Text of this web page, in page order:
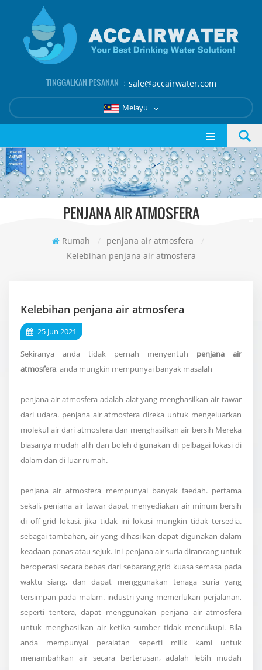
TINGGALKAN PESANAN ： sale@accairwater.com
Melayu
PENJANA AIR ATMOSFERA
Rumah / penjana air atmosfera
/
Kelebihan penjana air atmosfera
Kelebihan penjana air atmosfera
25 Jun 2021
Sekiranya anda tidak pernah menyentuh penjana air
atmosfera, anda mungkin mempunyai banyak masalah
penjana air atmosfera adalah alat yang menghasilkan air tawar
dari udara. penjana air atmosfera direka untuk mengeluarkan
molekul air dari atmosfera dan menghasilkan air bersih Mereka
biasanya mudah alih dan boleh digunakan di pelbagai lokasi di
dalam dan di luar rumah.
penjana air atmosfera mempunyai banyak faedah. pertama
sekali, penjana air tawar dapat menyediakan air minum bersih
di off-grid lokasi, jika tidak ini lokasi mungkin tidak tersedia.
sebagai tambahan, air yang dihasilkan dapat digunakan dalam
keadaan panas atau sejuk. Ini penjana air suria dirancang untuk
beroperasi secara bebas dari sebarang grid kuasa semasa pada
waktu siang, dan dapat menggunakan tenaga suria yang
tersimpan pada malam. industri yang memerlukan perjalanan,
seperti tentera, dapat menggunakan penjana air atmosfera
untuk menghasilkan air ketika sumber tidak mencukupi. Bila
anda mempunyai peralatan seperti milik kami untuk
menambahkan air secara berterusan, adalah lebih mudah